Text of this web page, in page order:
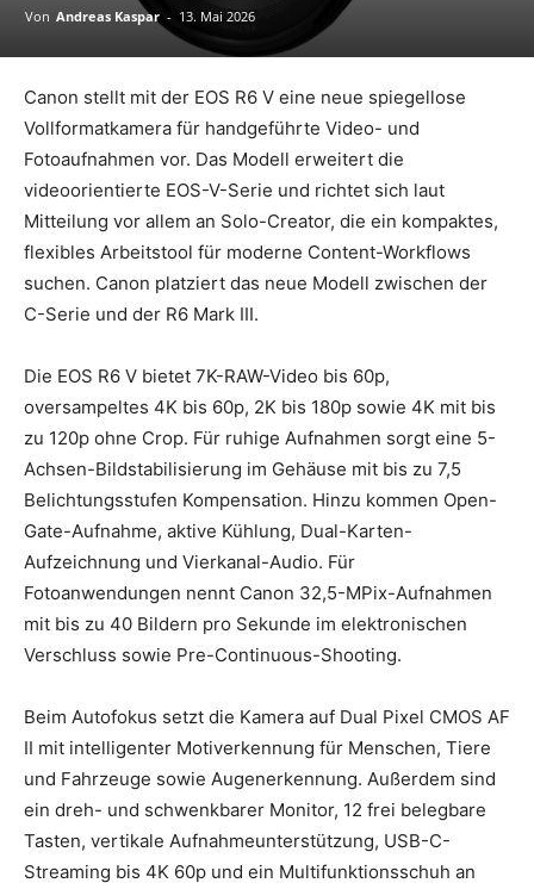
Von Andreas Kaspar - 13. Mai 2026
Canon stellt mit der EOS R6 V eine neue spiegellose
Vollformatkamera für handgeführte Video- und
Fotoaufnahmen vor. Das Modell erweitert die
videoorientierte EOS-V-Serie und richtet sich laut
Mitteilung vor allem an Solo-Creator, die ein kompaktes,
flexibles Arbeitstool für moderne Content-Workflows
suchen. Canon platziert das neue Modell zwischen der
C-Serie und der R6 Mark III.
Die EOS R6 V bietet 7K-RAW-Video bis 60p,
oversampeltes 4K bis 60p, 2K bis 180p sowie 4K mit bis
zu 120p ohne Crop. Für ruhige Aufnahmen sorgt eine 5-
Achsen-Bildstabilisierung im Gehäuse mit bis zu 7,5
Belichtungsstufen Kompensation. Hinzu kommen Open-
Gate-Aufnahme, aktive Kühlung, Dual-Karten-
Aufzeichnung und Vierkanal-Audio. Für
Fotoanwendungen nennt Canon 32,5-MPix-Aufnahmen
mit bis zu 40 Bildern pro Sekunde im elektronischen
Verschluss sowie Pre-Continuous-Shooting.
Beim Autofokus setzt die Kamera auf Dual Pixel CMOS AF
II mit intelligenter Motiverkennung für Menschen, Tiere
und Fahrzeuge sowie Augenerkennung. Außerdem sind
ein dreh- und schwenkbarer Monitor, 12 frei belegbare
Tasten, vertikale Aufnahmeunterstützung, USB-C-
Streaming bis 4K 60p und ein Multifunktionsschuh an